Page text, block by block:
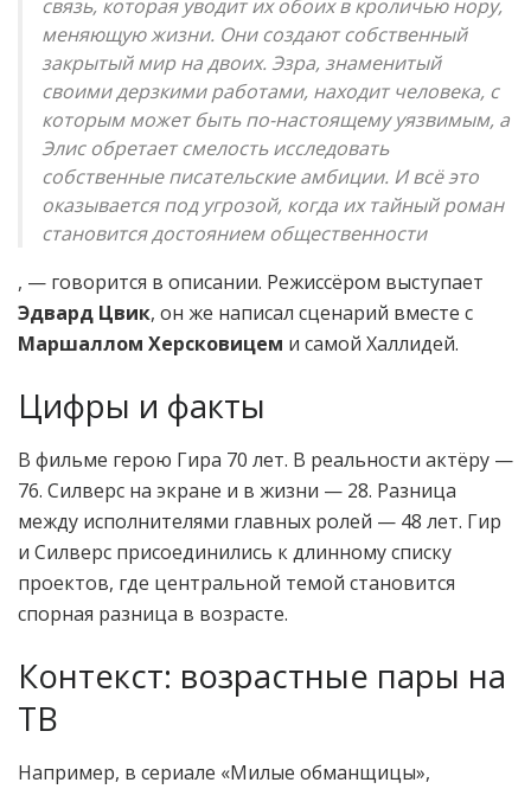
связь, которая уводит их обоих в кроличью нору,
меняющую жизни. Они создают собственный
закрытый мир на двоих. Эзра, знаменитый
своими дерзкими работами, находит человека, с
которым может быть по-настоящему уязвимым, а
Элис обретает смелость исследовать
собственные писательские амбиции. И всё это
оказывается под угрозой, когда их тайный роман
становится достоянием общественности
, — говорится в описании. Режиссёром выступает
Эдвард Цвик, он же написал сценарий вместе с
Маршаллом Херсковицем и самой Халлидей.
Цифры и факты
В фильме герою Гира 70 лет. В реальности актёру —
76. Силверс на экране и в жизни — 28. Разница
между исполнителями главных ролей — 48 лет. Гир
и Силверс присоединились к длинному списку
проектов, где центральной темой становится
спорная разница в возрасте.
Контекст: возрастные пары на
ТВ
Например, в сериале «Милые обманщицы»,